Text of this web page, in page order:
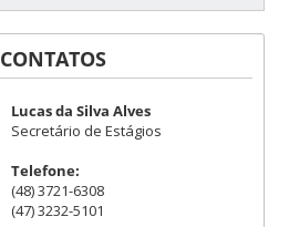
CONTATOS
Lucas da Silva Alves
Secretário de Estágios
Telefone:
(48) 3721-6308
(47) 3232-5101